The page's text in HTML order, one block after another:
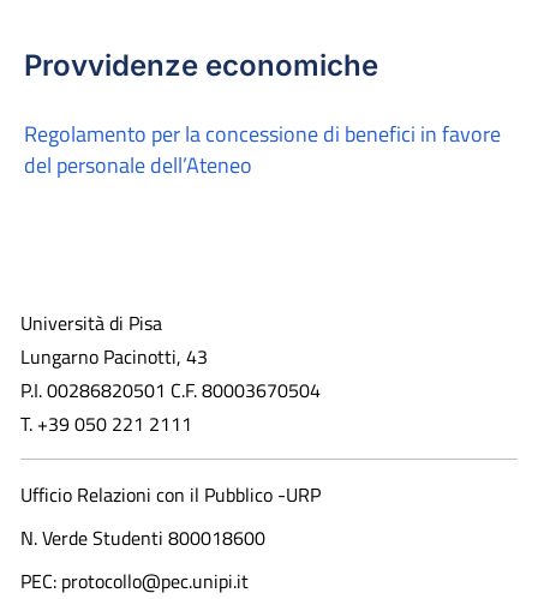
Provvidenze economiche
Regolamento per la concessione di benefici in favore
del personale dell’Ateneo
Università di Pisa
Lungarno Pacinotti, 43
P.I. 00286820501 C.F. 80003670504
T. +39 050 221 2111
Ufficio Relazioni con il Pubblico -URP
N. Verde Studenti 800018600​
PEC: protocollo@pec.unipi.it